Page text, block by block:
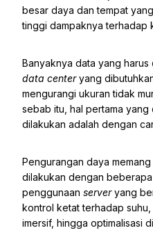
besar daya dan tempat
tinggi dampaknya terhadap
Banyaknya data yang
data centeryang
mengurangi ukuran tidak
sebab itu, hal pertama yang
dilakukan adalah dengan
Pengurangan daya
dilakukan dengan
penggunaan serveryang
kontrol ketat terhadap
imersif, hingga optimalisasi